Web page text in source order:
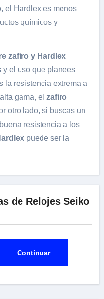
el Hardlex es menos
químicos y
zafiro y Hardlex
y el uso que planees
la resistencia extrema a
gama, el zafiro
otro lado, si buscas un
resistencia a los
puede ser la
de Relojes Seiko